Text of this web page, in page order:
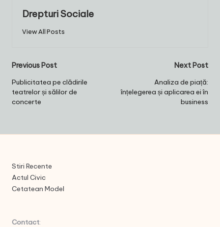
Drepturi Sociale
View All Posts
Post
navigation
Previous Post
Publicitatea pe clădirile
teatrelor și sălilor de
concerte
Next Post
Analiza de piață:
înțelegerea și aplicarea ei în
business
Stiri Recente
Actul Civic
Cetatean Model
Contact: